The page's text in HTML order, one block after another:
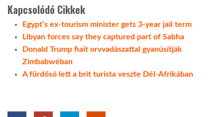
LINKTR.EE
GLOBOZSARU
Kapcsolódó Cikkek
Egypt’s ex-tourism minister gets 3-year jail term
Libyan forces say they captured part of Sabha
Donald Trump fiait orvvadászattal gyanúsítják
Zimbabwéban
A fürdősó lett a brit turista veszte Dél-Afrikában